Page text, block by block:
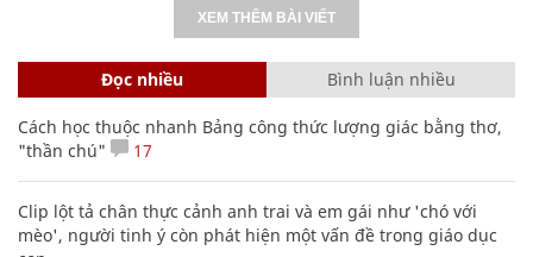
XEM THÊM BÀI VIẾT
Đọc nhiều Bình luận nhiều
Cách học thuộc nhanh Bảng công thức lượng giác bằng thơ,
"thần chú"
17
Clip lột tả chân thực cảnh anh trai và em gái như 'chó với
mèo', người tinh ý còn phát hiện một vấn đề trong giáo dục